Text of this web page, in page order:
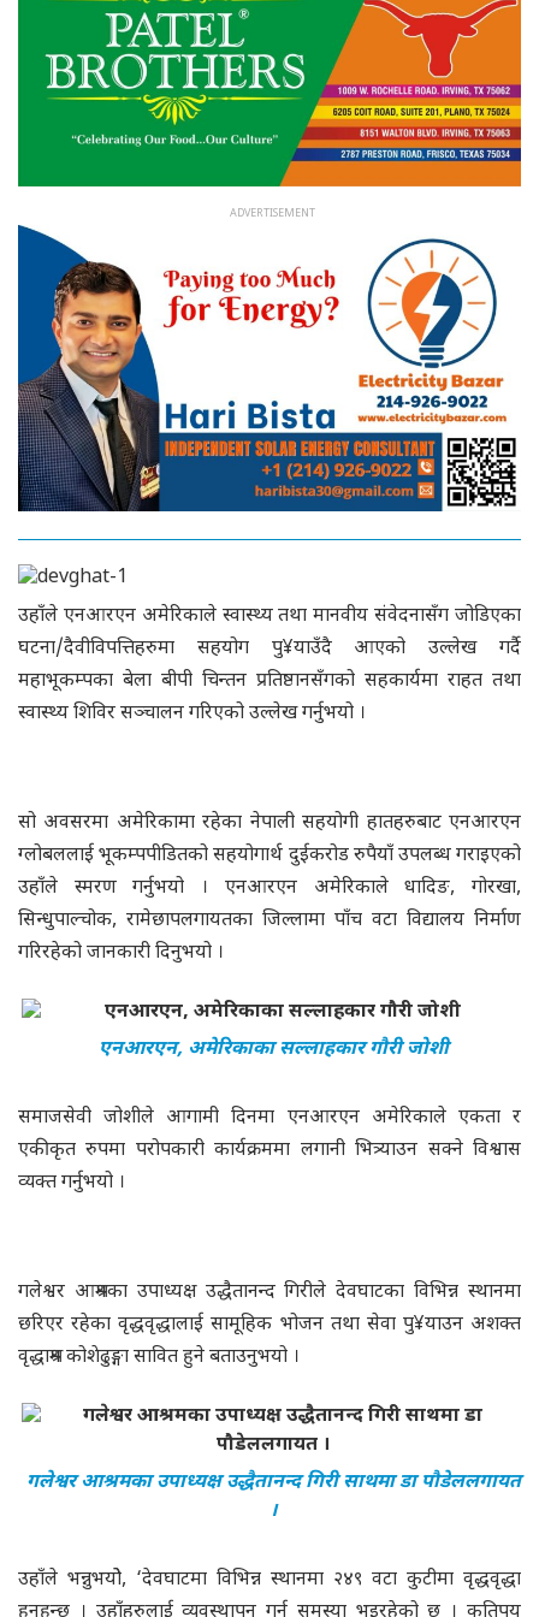
उहाँले एनआरएन अमेरिकाले स्वास्थ्य तथा मानवीय संवेदनासँग जोडिएका
घटना/दैवीविपत्तिहरुमा सहयोग पु¥याउँदै आएको उल्लेख गर्दै
महाभूकम्पका बेला बीपी चिन्तन प्रतिष्ठानसँगको सहकार्यमा राहत तथा
स्वास्थ्य शिविर सञ्चालन गरिएको उल्लेख गर्नुभयो ।
सो अवसरमा अमेरिकामा रहेका नेपाली सहयोगी हातहरुबाट एनआरएन
ग्लोबललाई भूकम्पपीडितको सहयोगार्थ दुईकरोड रुपैयाँ उपलब्ध गराइएको
उहाँले स्मरण गर्नुभयो । एनआरएन अमेरिकाले धादिङ, गोरखा,
सिन्धुपाल्चोक, रामेछापलगायतका जिल्लामा पाँच वटा विद्यालय निर्माण
गरिरहेको जानकारी दिनुभयो ।
एनआरएन, अमेरिकाका सल्लाहकार गौरी जोशी
समाजसेवी जोशीले आगामी दिनमा एनआरएन अमेरिकाले एकता र
एकीकृत रुपमा परोपकारी कार्यक्रममा लगानी भित्र्याउन सक्ने विश्वास
व्यक्त गर्नुभयो ।
गलेश्वर आश्रमका उपाध्यक्ष उद्धैतानन्द गिरीले देवघाटका विभिन्न स्थानमा
छरिएर रहेका वृद्धवृद्धालाई सामूहिक भोजन तथा सेवा पु¥याउन अशक्त
वृद्धाश्रम कोशेढुङ्गा सावित हुने बताउनुभयो ।
गलेश्वर आश्रमका उपाध्यक्ष उद्धैतानन्द गिरी साथमा डा पौडेललगायत
।
उहाँले भन्नुभयोे, ‘देवघाटमा विभिन्न स्थानमा २४९ वटा कुटीमा वृद्धवृद्धा